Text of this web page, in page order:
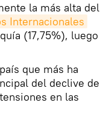
la más alta del
Internacionales
(17,75%), luego
que más ha
del declive de
en las